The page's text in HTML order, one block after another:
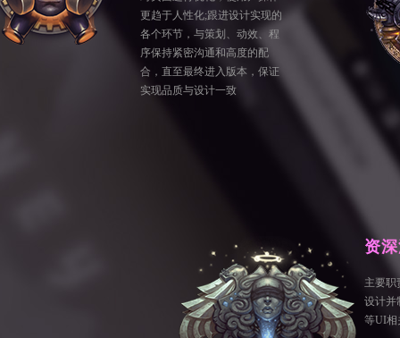
更趋于人性化;跟进设计实现的
各个环节，与策划、动效、程
序保持紧密沟通和高度的配
合，直至最终进入版本，保证
实现品质与设计一致
资
主要职
设计并
等UI相